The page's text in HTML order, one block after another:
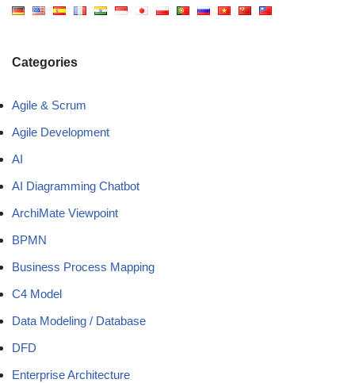
Categories
Agile & Scrum
Agile Development
AI
AI Diagramming Chatbot
ArchiMate Viewpoint
BPMN
Business Process Mapping
C4 Model
Data Modeling / Database
DFD
Enterprise Architecture